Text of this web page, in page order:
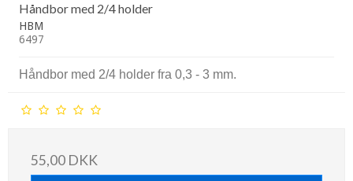
Håndbor med 2/4 holder
HBM
6497
Håndbor med 2/4 holder fra 0,3 - 3 mm.
55,00 DKK